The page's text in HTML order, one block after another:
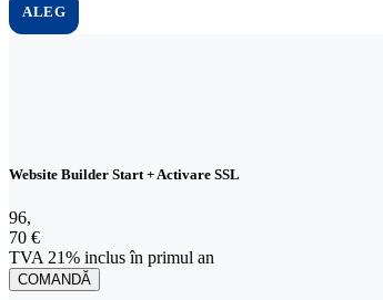
ALEG
Website Builder Start + Activare SSL
96,70 € TVA 21% inclus în primul an
96,
70 €
TVA 21% inclus în primul an
COMANDĂ